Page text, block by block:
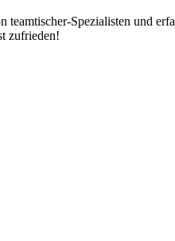
Spezialisten und
zufrieden!